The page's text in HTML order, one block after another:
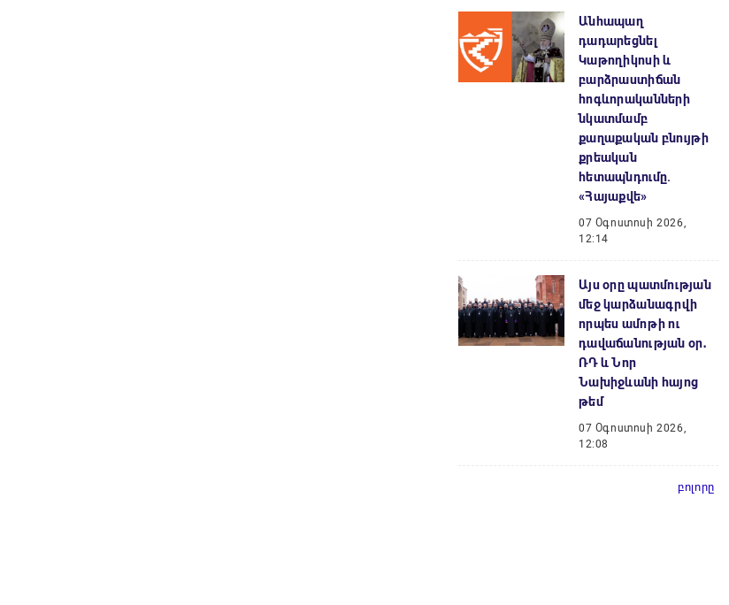
Անհապաղ
դադարեցնել
Կաթողիկոսի և
բարձրաստիճան
հոգևորականների
նկատմամբ
քաղաքական բնույթի
քրեական
հետապնդումը.
«Հայաքվե»
07 Օգոստոսի 2026,
12:14
Այս օրը պատմության
մեջ կարձանագրվի
որպես ամոթի ու
դավաճանության օր․
ՌԴ և Նոր
Նախիջևանի հայոց
թեմ
07 Օգոստոսի 2026,
12:08
բոլորը